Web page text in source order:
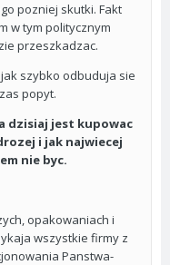
pozniej skutki. Fakt
w tym politycznym
przeszkadzac.
szybko odbuduja sie
popyt.
dzisiaj jest kupowac
i jak najwiecej
nie byc.
opakowaniach i
wszystkie firmy z
Panstwa-